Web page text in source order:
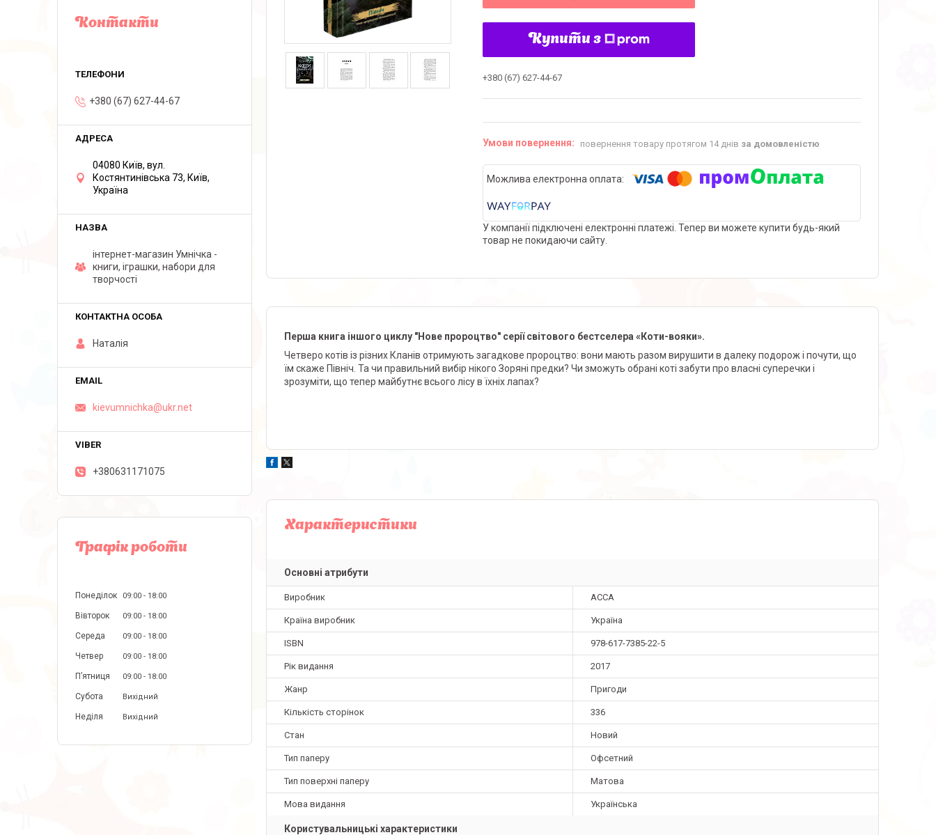
Купити з
+380 (67) 627-44-67
повернення товару протягом 14 днів за домовленістю
У компанії підключені електронні платежі. Тепер ви можете купити будь-який
товар не покидаючи сайту.
Перша книга іншого циклу "Нове пророцтво" серії світового бестселера «Коти-вояки».
Четверо котів із різних Кланів отримують загадкове пророцтво: вони мають разом вирушити в далеку подорож і почути, що
їм скаже Північ. Та чи правильний вибір нікого Зоряні предки? Чи зможуть обрані коті забути про власні суперечки і
зрозуміти, що тепер майбутнє всього лісу в їхніх лапах?
Характеристики
Основні атрибути
Виробник АССА
Країна виробник Україна
ISBN 978-617-7385-22-5
Рік видання 2017
Жанр Пригоди
Кількість сторінок 336
Стан Новий
Тип паперу Офсетний
Тип поверхні паперу Матова
Мова видання Українська
Користувальницькі характеристики
Контакти
+380 (67) 627-44-67
04080 Київ, вул.
Костянтинівська 73, Київ,
Україна
інтернет-магазин Умнічка -
книги, іграшки, набори для
творчості
Наталія
kievumnichka@ukr.net
+380631171075
Графік роботи
Понеділок 09:00 18:00
Вівторок 09:00 18:00
Середа 09:00 18:00
Четвер 09:00 18:00
Пʼятниця 09:00 18:00
Субота Вихідний
Неділя Вихідний